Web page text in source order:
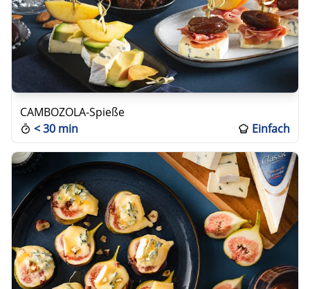
CAMBOZOLA-Spieße
<30 min Einfach